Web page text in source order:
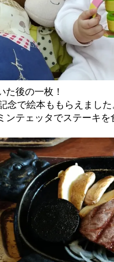
た後の一枚！
念で絵本ももらえまし
ンテェッタでステーキ